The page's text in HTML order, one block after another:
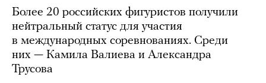
Более 20 российских фигуристов получили
нейтральный статус для участия
в международных соревнованиях. Среди
них — Камила Валиева и Александра
Трусова